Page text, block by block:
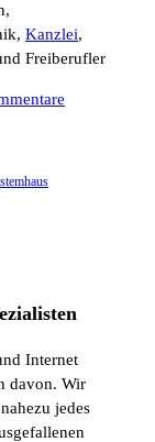
Kanzlei,
Freiberufler
Internet
davon. Wir
jedes